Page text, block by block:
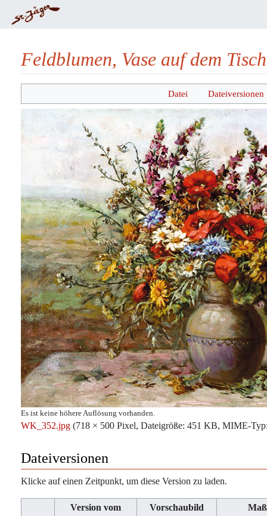
Feldblumen, Vase auf dem Tisch
Datei Dateiversionen
Es ist keine höhere Auflösung vorhanden.
WK_352.jpg (718 × 500 Pixel, Dateigröße: 451 KB, MIME-
Dateiversionen
Klicke auf einen Zeitpunkt, um diese Version zu laden.
Version vom Vorschaubild